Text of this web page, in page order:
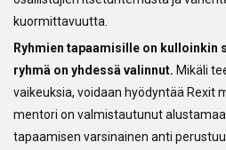
kuormittavuutta.
Ryhmien tapaamisille on kulloinkin
ryhmä on yhdessä valinnut. Mikäli
vaikeuksia, voidaan hyödyntää Rexit
mentori on valmistautunut
tapaamisen varsinainen anti